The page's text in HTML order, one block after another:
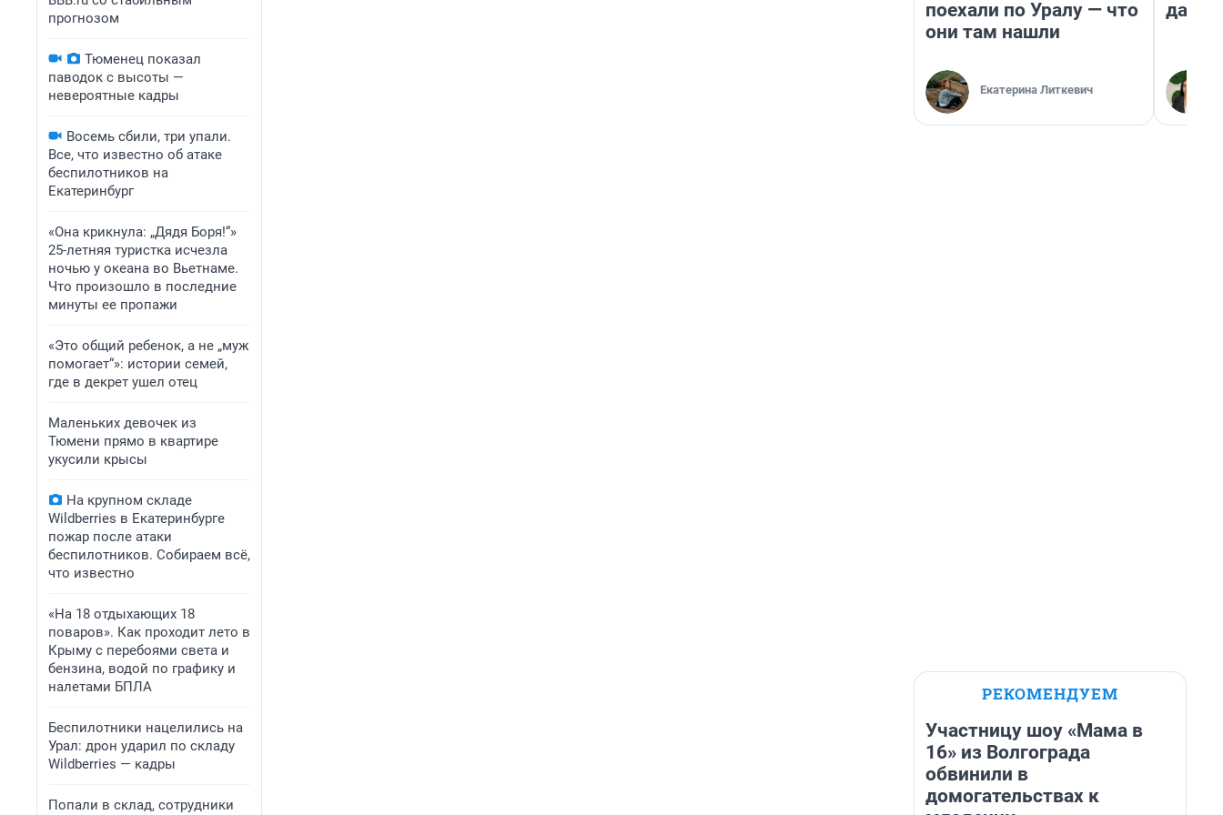
прогнозом
Тюменец показал
паводок с высоты —
невероятные кадры
Восемь сбили, три упали.
Все, что известно об атаке
беспилотников на
Екатеринбург
«Она крикнула: „Дядя Боря!“»
25-летняя туристка исчезла
ночью у океана во Вьетнаме.
Что произошло в последние
минуты ее пропажи
«Это общий ребенок, а не „муж
помогает“»: истории семей,
где в декрет ушел отец
Маленьких девочек из
Тюмени прямо в квартире
укусили крысы
На крупном складе
Wildberries в Екатеринбурге
пожар после атаки
беспилотников. Собираем всё,
что известно
«На 18 отдыхающих 18
поваров». Как проходит лето в
Крыму с перебоями света и
бензина, водой по графику и
налетами БПЛА
Беспилотники нацелились на
Урал: дрон ударил по складу
Wildberries — кадры
Попали в склад, сотрудники
поехали по Уралу — что
они там нашли
Екатерина Литкевич
даже
РЕКОМЕНДУЕМ
Участницу шоу «Мама в
16» из Волгограда
обвинили в
домогательствах к